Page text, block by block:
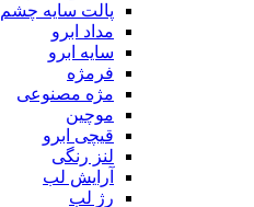
پالت سایه چشم
مداد ابرو
سایه ابرو
فرمژه
مژه مصنوعی
موچین
قیچی ابرو
لنز رنگی
آرایش لب
رژ لب